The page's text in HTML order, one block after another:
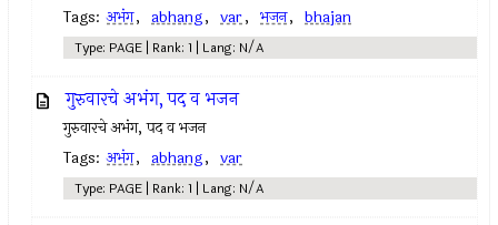
Tags: अभंग, abhang, var, भजन, bhajan
Type: PAGE | Rank: 1 | Lang: N/A
गुरुवारचे अभंग, पद व भजन
गुरुवारचे अभंग, पद व भजन
Tags: अभंग, abhang, var
Type: PAGE | Rank: 1 | Lang: N/A